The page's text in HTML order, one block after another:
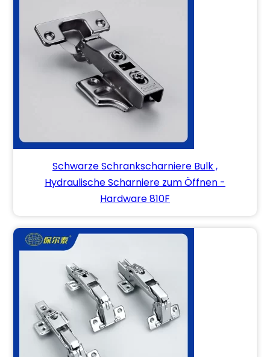
Schwarze Schrankscharniere Bulk ,
Hydraulische Scharniere zum Öffnen -
Hardware 810F